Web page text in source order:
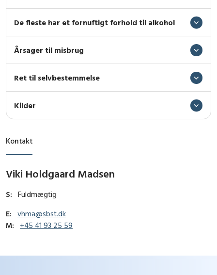
De fleste har et fornuftigt forhold til alkohol
Årsager til misbrug
Ret til selvbestemmelse
Kilder
Kontakt
Viki Holdgaard Madsen
S:
Fuldmægtig
E:
vhma@sbst.dk
M:
+45 41 93 25 59